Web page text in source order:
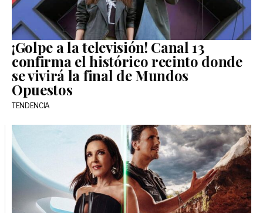
¡Golpe a la televisión! Canal 13
confirma el histórico recinto donde
se vivirá la final de Mundos
Opuestos
TENDENCIA